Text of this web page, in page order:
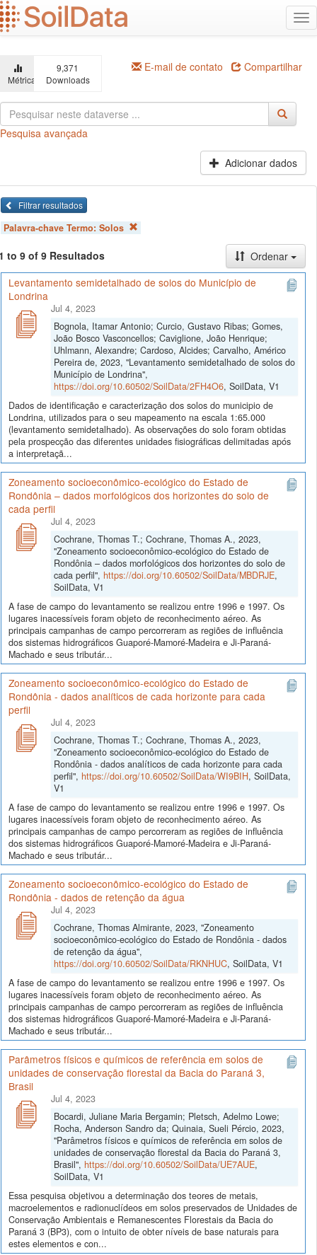
Ir
para
o
principal
Métricas
9,371
Downloads
E-mail de contato Compartilhar
Pesquisa avançada
Adicionar dados
Filtrar resultados
Palavra-chave Termo: Solos
to 9 of 9 Resultados
Ordenar
Levantamento semidetalhado de solos do Município de
Londrina
Jul 4, 2023
Bognola, Itamar Antonio; Curcio, Gustavo Ribas; Gomes,
João Bosco Vasconcellos; Caviglione, João Henrique;
Uhlmann, Alexandre; Cardoso, Alcides; Carvalho, Américo
Pereira de, 2023, "Levantamento semidetalhado de solos do
Município de Londrina",
https://doi.org/10.60502/SoilData/2FH4O6, SoilData, V1
Dados de identificação e caracterização dos solos do municipio de
Londrina, utilizados para o seu mapeamento na escala 1:65.000
(levantamento semidetalhado). As observações do solo foram obtidas
pela prospecção das diferentes unidades fisiográficas delimitadas após
a interpretaçã...
Zoneamento socioeconômico-ecológico do Estado de
Rondônia – dados morfológicos dos horizontes do solo de
cada perfil
Jul 4, 2023
Cochrane, Thomas T.; Cochrane, Thomas A., 2023,
"Zoneamento socioeconômico-ecológico do Estado de
Rondônia – dados morfológicos dos horizontes do solo de
cada perfil", https://doi.org/10.60502/SoilData/MBDRJE,
SoilData, V1
A fase de campo do levantamento se realizou entre 1996 e 1997. Os
lugares inacessíveis foram objeto de reconhecimento aéreo. As
principais campanhas de campo percorreram as regiões de influência
dos sistemas hidrográficos Guaporé-Mamoré-Madeira e Ji-Paraná-
Machado e seus tributár...
Zoneamento socioeconômico-ecológico do Estado de
Rondônia - dados analíticos de cada horizonte para cada
perfil
Jul 4, 2023
Cochrane, Thomas T.; Cochrane, Thomas A., 2023,
"Zoneamento socioeconômico-ecológico do Estado de
Rondônia - dados analíticos de cada horizonte para cada
perfil", https://doi.org/10.60502/SoilData/WI9BIH, SoilData,
V1
A fase de campo do levantamento se realizou entre 1996 e 1997. Os
lugares inacessíveis foram objeto de reconhecimento aéreo. As
principais campanhas de campo percorreram as regiões de influência
dos sistemas hidrográficos Guaporé-Mamoré-Madeira e Ji-Paraná-
Machado e seus tributár...
Zoneamento socioeconômico-ecológico do Estado de
Rondônia - dados de retenção da água
Jul 4, 2023
Cochrane, Thomas Almirante, 2023, "Zoneamento
socioeconômico-ecológico do Estado de Rondônia - dados
de retenção da água",
https://doi.org/10.60502/SoilData/RKNHUC, SoilData, V1
A fase de campo do levantamento se realizou entre 1996 e 1997. Os
lugares inacessíveis foram objeto de reconhecimento aéreo. As
principais campanhas de campo percorreram as regiões de influência
dos sistemas hidrográficos Guaporé-Mamoré-Madeira e Ji-Paraná-
Machado e seus tributár...
Parâmetros físicos e químicos de referência em solos de
unidades de conservação florestal da Bacia do Paraná 3,
Brasil
Jul 4, 2023
Bocardi, Juliane Maria Bergamin; Pletsch, Adelmo Lowe;
Rocha, Anderson Sandro da; Quinaia, Sueli Pércio, 2023,
"Parâmetros físicos e químicos de referência em solos de
unidades de conservação florestal da Bacia do Paraná 3,
Brasil", https://doi.org/10.60502/SoilData/UE7AUE,
SoilData, V1
Essa pesquisa objetivou a determinação dos teores de metais,
macroelementos e radionuclídeos em solos preservados de Unidades de
Conservação Ambientais e Remanescentes Florestais da Bacia do
Paraná 3 (BP3), com o intuito de obter níveis de base naturais para
estes elementos e con...